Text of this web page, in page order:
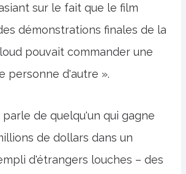
sur le fait que le film
démonstrations finales de la
pouvait commander une
personne d'autre ».
de quelqu'un qui gagne
de dollars dans un
d'étrangers louches – des